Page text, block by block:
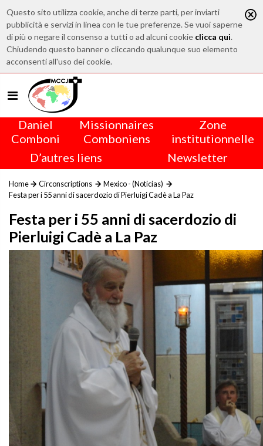
Questo sito utilizza cookie, anche di terze parti, per inviarti
pubblicità e servizi in linea con le tue preferenze. Se vuoi saperne
di più o negare il consenso a tutti o ad alcuni cookie clicca qui.
Chiudendo questo banner o cliccando qualunque suo elemento
acconsenti all'uso dei cookie.
Daniel
Comboni
Missionnaires
Comboniens
Zone
institutionnelle
D’autres liens
Newsletter
Home Circonscriptions
Mexico - (Noticias)
Festa per i 55 anni di sacerdozio di Pierluigi Cadè a La Paz
Festa per i 55 anni di sacerdozio di
Pierluigi Cadè a La Paz